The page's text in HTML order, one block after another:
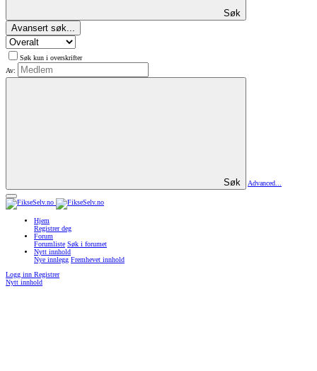
Søk
Avansert søk...
Søk kun i overskrifter
Av:
Søk Advanced...
Hjem
Registrer deg
Forum
Forumliste Søk i forumet
Nytt innhold
Nye innlegg Fremhevet innhold
Logg inn Registrer
Nytt innhold